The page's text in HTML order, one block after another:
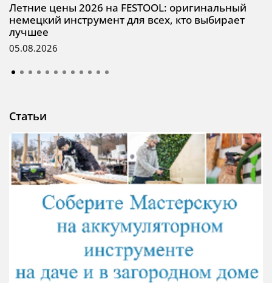
Летние цены 2026 на FESTOOL: оригинальный
немецкий инструмент для всех, кто выбирает
лучшее
05.08.2026
Статьи